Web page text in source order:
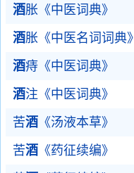
酒胀《中医词典》
酒胀《中医名词词典》
酒痔《中医词典》
酒注《中医词典》
苦酒 《汤液本草》
苦酒 《药征续编》